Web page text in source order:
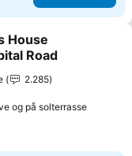
House
Road
2.285
og på solterrasse